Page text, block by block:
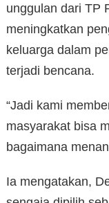
unggulan dari TP
meningkatkan
keluarga dalam
terjadi bencana.
“Jadi kami
masyarakat bisa
bagaimana
Ia mengatakan,